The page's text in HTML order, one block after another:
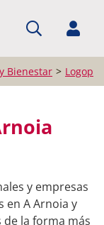
Bienestar
y empresas
en A Arnoia y
la forma más